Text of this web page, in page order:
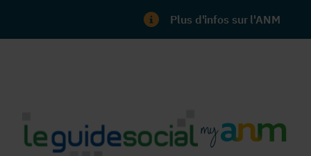
Plus d'infos sur l'ANM